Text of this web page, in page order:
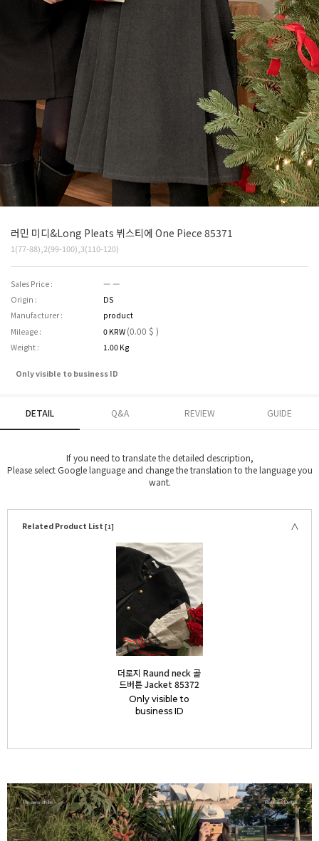
러민 미디&Long Pleats 뷔스티에 One Piece 85371
1(77-88),2(99-100),3(110-120)
Sales Price :
― ―
Origin :
DS
Manufacturer :
product
Mileage :
0 KRW (0.00 $ )
Weight : 1.00 Kg
Only visible to business ID
DETAIL Q&A REVIEW GUIDE
If you need to translate the detailed description,
Please select Google language and change the translation to the language you
want.
Related Product List [1]
더로지 Raund neck 골
드버튼 Jacket 85372
Only visible to
business ID